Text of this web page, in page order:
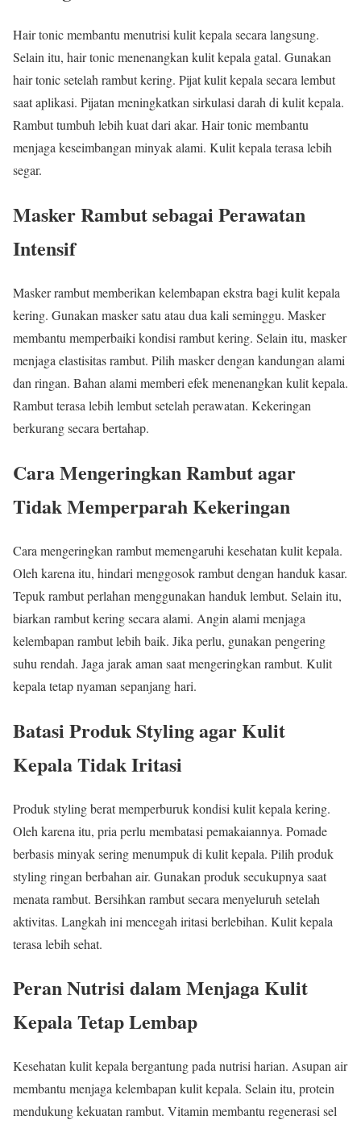
Hair tonic membantu menutrisi kulit kepala secara langsung.
Selain itu, hair tonic menenangkan kulit kepala gatal. Gunakan
hair tonic setelah rambut kering. Pijat kulit kepala secara lembut
saat aplikasi. Pijatan meningkatkan sirkulasi darah di kulit kepala.
Rambut tumbuh lebih kuat dari akar. Hair tonic membantu
menjaga keseimbangan minyak alami. Kulit kepala terasa lebih
segar.
Masker Rambut sebagai Perawatan
Intensif
Masker rambut memberikan kelembapan ekstra bagi kulit kepala
kering. Gunakan masker satu atau dua kali seminggu. Masker
membantu memperbaiki kondisi rambut kering. Selain itu, masker
menjaga elastisitas rambut. Pilih masker dengan kandungan alami
dan ringan. Bahan alami memberi efek menenangkan kulit kepala.
Rambut terasa lebih lembut setelah perawatan. Kekeringan
berkurang secara bertahap.
Cara Mengeringkan Rambut agar
Tidak Memperparah Kekeringan
Cara mengeringkan rambut memengaruhi kesehatan kulit kepala.
Oleh karena itu, hindari menggosok rambut dengan handuk kasar.
Tepuk rambut perlahan menggunakan handuk lembut. Selain itu,
biarkan rambut kering secara alami. Angin alami menjaga
kelembapan rambut lebih baik. Jika perlu, gunakan pengering
suhu rendah. Jaga jarak aman saat mengeringkan rambut. Kulit
kepala tetap nyaman sepanjang hari.
Batasi Produk Styling agar Kulit
Kepala Tidak Iritasi
Produk styling berat memperburuk kondisi kulit kepala kering.
Oleh karena itu, pria perlu membatasi pemakaiannya. Pomade
berbasis minyak sering menumpuk di kulit kepala. Pilih produk
styling ringan berbahan air. Gunakan produk secukupnya saat
menata rambut. Bersihkan rambut secara menyeluruh setelah
aktivitas. Langkah ini mencegah iritasi berlebihan. Kulit kepala
terasa lebih sehat.
Peran Nutrisi dalam Menjaga Kulit
Kepala Tetap Lembap
Kesehatan kulit kepala bergantung pada nutrisi harian. Asupan air
membantu menjaga kelembapan kulit kepala. Selain itu, protein
mendukung kekuatan rambut. Vitamin membantu regenerasi sel